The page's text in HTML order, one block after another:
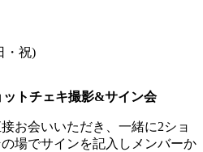
・祝)
トチェキ撮影&サイン会
お会いいただき、一緒に2ショ
場でサインを記入しメンバーか